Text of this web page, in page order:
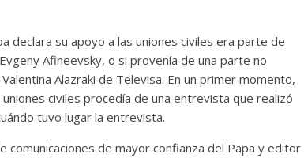
declara su apoyo a las uniones civiles era parte de
Afineevsky, o si provenía de una parte no
Alazraki de Televisa. En un primer momento,
civiles procedía de una entrevista que realizó
tuvo lugar la entrevista.
comunicaciones de mayor confianza del Papa y editor